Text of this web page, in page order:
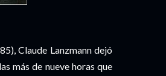
Claude Lanzmann dejó
más de nueve horas que